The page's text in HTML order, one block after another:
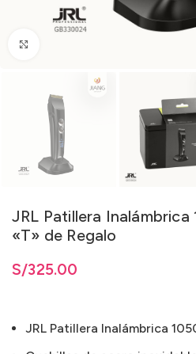
JRL Patillera Inalámbrica
«T» de Regalo
S/325.00
JRL Patillera Inalámbrica